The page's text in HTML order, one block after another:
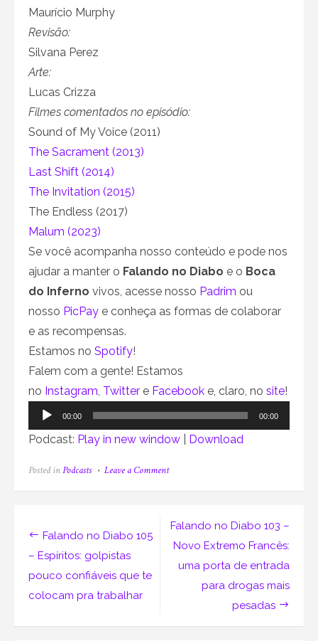
Maurício Murphy
Revisão:
Silvana Perez
Arte:
Lucas Crizza
Filmes comentados no episódio:
Sound of My Voice (2011)
The Sacrament (2013)
Last Shift (2014)
The Invitation (2015)
The Endless (2017)
Malum (2023)
Se você acompanha nosso conteúdo e pode nos
ajudar a manter o Falando no Diabo e o Boca
do Inferno vivos, acesse nosso Padrim ou
nosso PicPay e conheça as formas de colaborar
e as recompensas.
Estamos no Spotify!
Falem com a gente! Estamos
no Instagram Twitter e Facebook e, claro, no site!
Tocador
de
00:00 00:00
Podcast: Play in new window Download
Posted in Podcasts Leave a Commenton
–
Seitas
terror:
Navegação
de
Post
Falando no Diabo 103 –
Novo Extremo Francês:
uma porta de entrada
para drogas mais
pesadas
Falando no Diabo 105
– Espíritos: golpistas
pouco confiáveis que te
colocam pra trabalhar